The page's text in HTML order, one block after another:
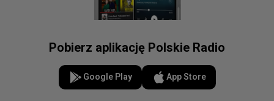
Pobierz aplikację Polskie Radio
Google Play App Store